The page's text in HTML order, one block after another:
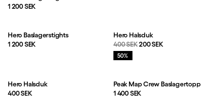
Pris:
1 200 SEK
Hero Baslagerstights
Pris:
1 200 SEK
Hero Halsduk
Originalpris:
400 SEKReapris:
200 SEK
Rea:
50%
Hero Halsduk
Pris:
400 SEK
Peak Map Crew Baslagertopp
Pris:
1 400 SEK